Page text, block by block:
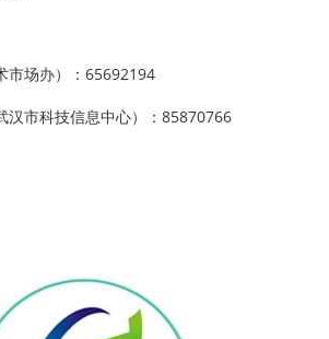
市场办）：65692194
汉市科技信息中心）：85870766